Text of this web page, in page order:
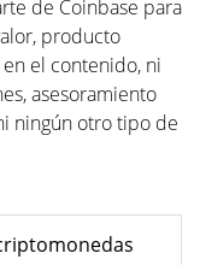
de Coinbase para
producto
el contenido, ni
asesoramiento
ningún otro tipo de